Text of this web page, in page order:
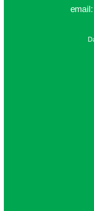
email: